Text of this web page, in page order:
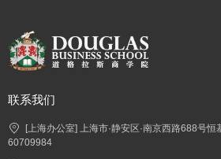
联系我们
[上海办公室] 上海市·静安区·南京西路688号
60709984